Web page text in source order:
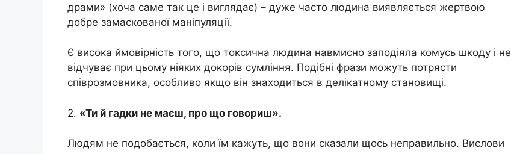
драми» (хоча саме так це і виглядає) – дуже часто людина виявляється жертвою
добре замаскованої маніпуляції.
Є висока ймовірність того, що токсична людина навмисно заподіяла комусь шкоду і не
відчуває при цьому ніяких докорів сумління. Подібні фрази можуть потрясти
співрозмовника, особливо якщо він знаходиться в делікатному становищі.
2. «Ти й гадки не маєш, про що говориш».
Людям не подобається, коли їм кажуть, що вони сказали щось неправильно. Вислови